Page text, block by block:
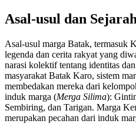
Asal-usul dan
Asal-usul marga Batak, termasuk
legenda dan cerita rakyat yang
narasi kolektif tentang identitas
masyarakat Batak Karo, sistem
membedakan mereka dari
induk marga (Merga Silima):
Sembiring, dan Tarigan. Marga
merupakan pecahan dari induk